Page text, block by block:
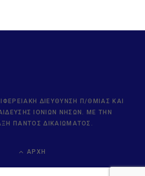
ΔΙΕΎΘΥΝΣΗ Π/ΘΜΙΑΣ ΚΑΙ
ΙΟΝΊΩΝ ΝΉΣΩΝ. ΜΕ ΤΗΝ
ΠΑΝΤΌΣ ΔΙΚΑΙΏΜΑΤΟΣ.
ΑΡΧΉ